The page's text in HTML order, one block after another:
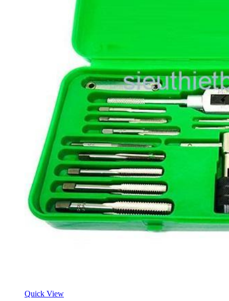
Quick View